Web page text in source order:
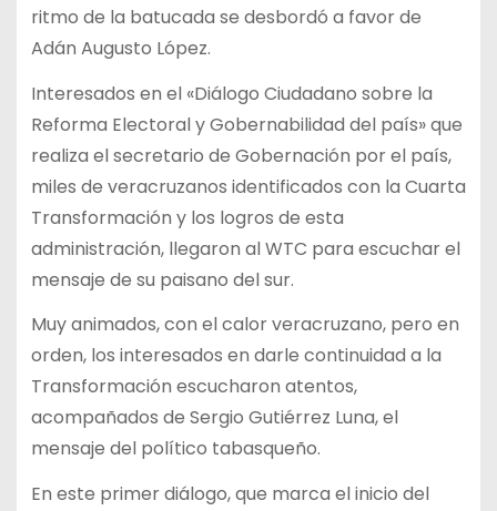
ritmo de la batucada se desbordó a favor de
Adán Augusto López.
Interesados en el «Diálogo Ciudadano sobre la
Reforma Electoral y Gobernabilidad del país» que
realiza el secretario de Gobernación por el país,
miles de veracruzanos identificados con la Cuarta
Transformación y los logros de esta
administración, llegaron al WTC para escuchar el
mensaje de su paisano del sur.
Muy animados, con el calor veracruzano, pero en
orden, los interesados en darle continuidad a la
Transformación escucharon atentos,
acompañados de Sergio Gutiérrez Luna, el
mensaje del político tabasqueño.
En este primer diálogo, que marca el inicio del